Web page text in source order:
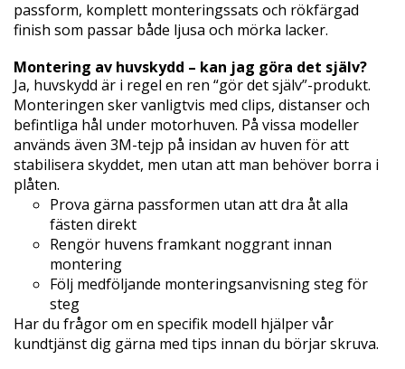
passform, komplett monteringssats och rökfärgad
finish som passar både ljusa och mörka lacker.
Montering av huvskydd – kan jag göra det själv?
Ja, huvskydd är i regel en ren “gör det själv”-produkt.
Monteringen sker vanligtvis med clips, distanser och
befintliga hål under motorhuven. På vissa modeller
används även 3M-tejp på insidan av huven för att
stabilisera skyddet, men utan att man behöver borra i
plåten.
Prova gärna passformen utan att dra åt alla
fästen direkt
Rengör huvens framkant noggrant innan
montering
Följ medföljande monteringsanvisning steg för
steg
Har du frågor om en specifik modell hjälper vår
kundtjänst dig gärna med tips innan du börjar skruva.